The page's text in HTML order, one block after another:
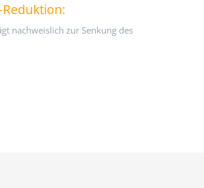
nachweislich zur Senkung des